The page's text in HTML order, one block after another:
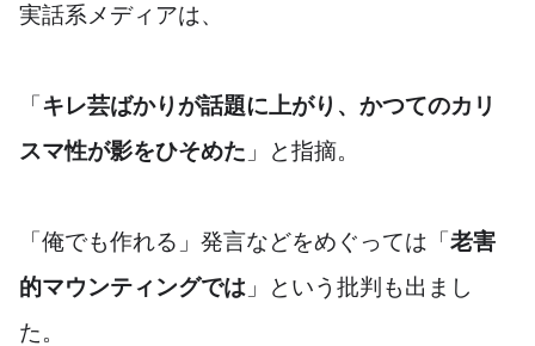
実話系メディアは、
「キレ芸ばかりが話題に上がり、かつてのカリ
スマ性が影をひそめた 」と指摘。
「俺でも作れる」発言などをめぐっては「老害
的マウンティングでは 」という批判も出まし
た。